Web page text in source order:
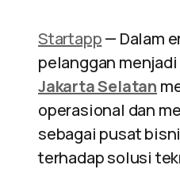
Startapp— Dalam
pelanggan
Jakarta Selatan
operasional dan
sebagai pusat
terhadap solusi